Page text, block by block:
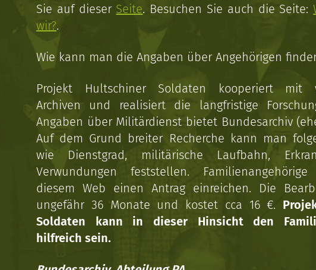
Sie auf dieser Seite. Besuchen Sie auch die Seite:
wir?.
Wie kann man die Angaben über Angehörigen
Projekt Hultschiner Soldaten kooperiert mit
Archiven und realisiert die langfristige
Angaben über Militärdienst bietet Bundesarchiv
Auf dem Grund breiter Recherche kann man
wie Dienstgrad, militärische Laufbahn,
Verwundungen feststellen.
diesem Web einen Antrag einreichen. Die
ungefähr 36 Monate und kostet cca 16 €.
Soldaten kann in dieser Hinsicht den
hilfreich sein.